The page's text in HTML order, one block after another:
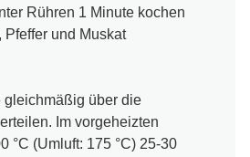
Rühren 1 Minute kochen
Pfeffer und Muskat
gleichmäßig über die
Im vorgeheizten
°C (Umluft: 175 °C) 25-30